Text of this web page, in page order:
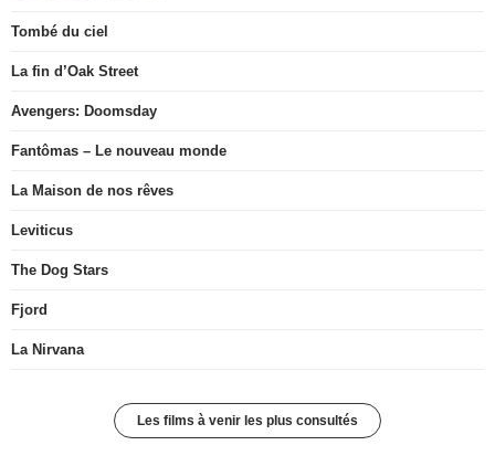
Tombé du ciel
La fin d’Oak Street
Avengers: Doomsday
Fantômas – Le nouveau monde
La Maison de nos rêves
Leviticus
The Dog Stars
Fjord
La Nirvana
Les films à venir les plus consultés